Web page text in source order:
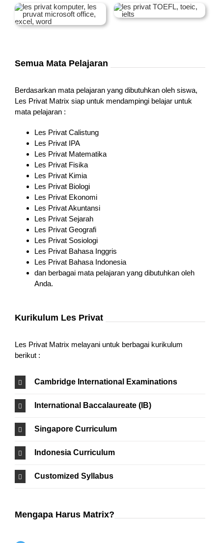
Semua Mata Pelajaran
Berdasarkan mata pelajaran yang dibutuhkan oleh siswa,
Les Privat Matrix siap untuk mendampingi belajar untuk
mata pelajaran :
Les Privat Calistung
Les Privat IPA
Les Privat Matematika
Les Privat Fisika
Les Privat Kimia
Les Privat Biologi
Les Privat Ekonomi
Les Privat Akuntansi
Les Privat Sejarah
Les Privat Geografi
Les Privat Sosiologi
Les Privat Bahasa Inggris
Les Privat Bahasa Indonesia
dan berbagai mata pelajaran yang dibutuhkan oleh
Anda.
Kurikulum Les Privat
Les Privat Matrix melayani untuk berbagai kurikulum
berikut :
Cambridge International Examinations
International Baccalaureate (IB)
Singapore Curriculum
Indonesia Curriculum
Customized Syllabus
Mengapa Harus Matrix?